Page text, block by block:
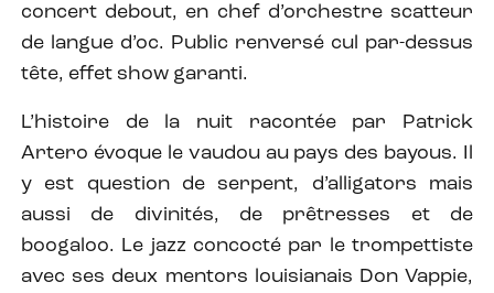
concert debout, en chef d’orchestre scatteur
de langue d’oc. Public renversé cul par-dessus
tête, effet show garanti.
L’histoire de la nuit racontée par Patrick
Artero évoque le vaudou au pays des bayous. Il
y est question de serpent, d’alligators mais
aussi de divinités, de prêtresses et de
boogaloo. Le jazz concocté par le trompettiste
avec ses deux mentors louisianais Don Vappie,